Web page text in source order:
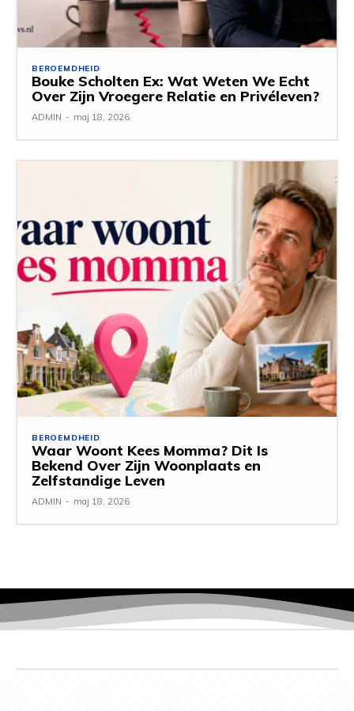
BEROEMDHEID
Bouke Scholten Ex: Wat Weten We Echt
Over Zijn Vroegere Relatie en Privéleven?
ADMIN - maj 18, 2026
BEROEMDHEID
Waar Woont Kees Momma? Dit Is
Bekend Over Zijn Woonplaats en
Zelfstandige Leven
ADMIN - maj 18, 2026